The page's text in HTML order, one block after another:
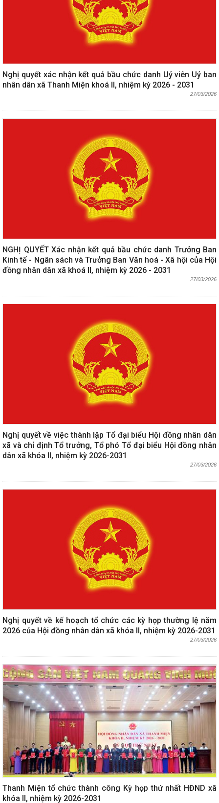
Nghị quyết xác nhận kết quả bầu chức danh Uỷ viên Uỷ ban
nhân dân xã Thanh Miện khoá II, nhiệm kỳ 2026 - 2031
27/03/2026
NGHỊ QUYẾT Xác nhận kết quả bầu chức danh Trưởng Ban
Kinh tế - Ngân sách và Trưởng Ban Văn hoá - Xã hội của Hội
đồng nhân dân xã khoá II, nhiệm kỳ 2026 - 2031
27/03/2026
Nghị quyết về việc thành lập Tổ đại biểu Hội đồng nhân dân
xã và chỉ định Tổ trưởng, Tổ phó Tổ đại biểu Hội đồng nhân
dân xã khóa II, nhiệm kỳ 2026-2031
27/03/2026
Nghị quyết về kế hoạch tổ chức các kỳ họp thường lệ năm
2026 của Hội đồng nhân dân xã khóa II, nhiệm kỳ 2026-2031
27/03/2026
Thanh Miện tổ chức thành công Kỳ họp thứ nhất HĐND xã
khóa II, nhiệm kỳ 2026-2031